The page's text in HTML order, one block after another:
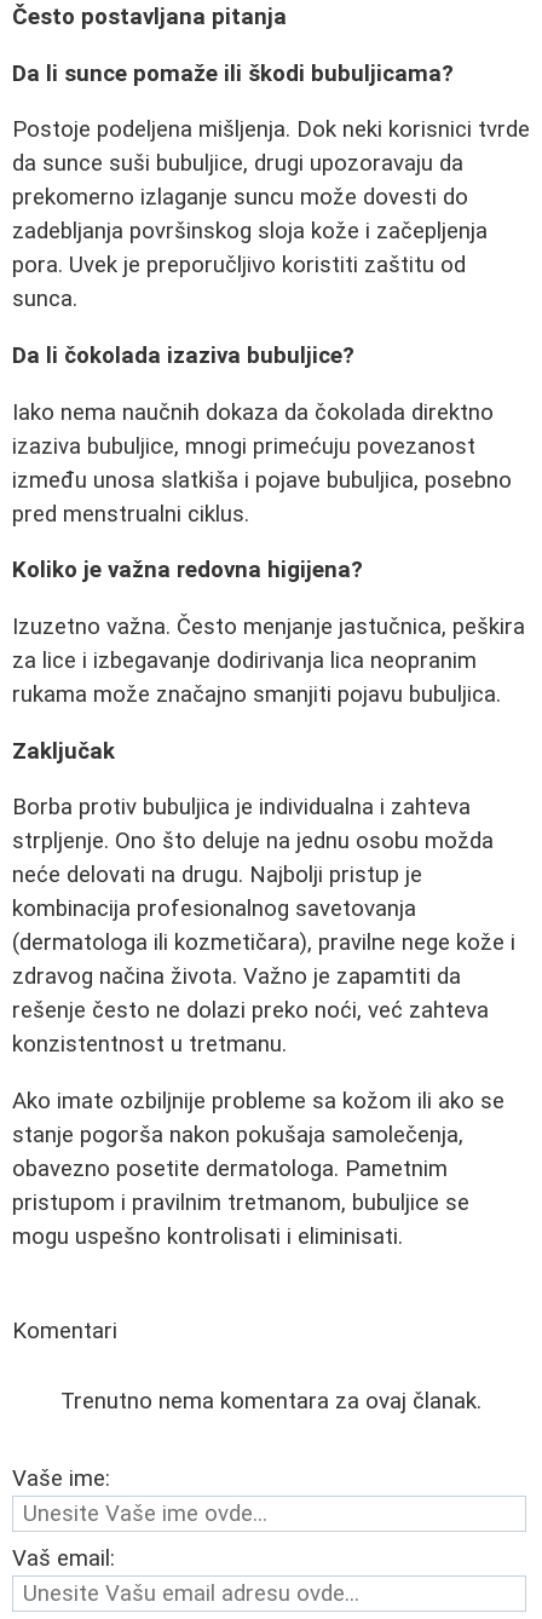
Često postavljana pitanja
Da li sunce pomaže ili škodi bubuljicama?
Postoje podeljena mišljenja. Dok neki korisnici tvrde
da sunce suši bubuljice, drugi upozoravaju da
prekomerno izlaganje suncu može dovesti do
zadebljanja površinskog sloja kože i začepljenja
pora. Uvek je preporučljivo koristiti zaštitu od
sunca.
Da li čokolada izaziva bubuljice?
Iako nema naučnih dokaza da čokolada direktno
izaziva bubuljice, mnogi primećuju povezanost
između unosa slatkiša i pojave bubuljica, posebno
pred menstrualni ciklus.
Koliko je važna redovna higijena?
Izuzetno važna. Često menjanje jastučnica, peškira
za lice i izbegavanje dodirivanja lica neopranim
rukama može značajno smanjiti pojavu bubuljica.
Zaključak
Borba protiv bubuljica je individualna i zahteva
strpljenje. Ono što deluje na jednu osobu možda
neće delovati na drugu. Najbolji pristup je
kombinacija profesionalnog savetovanja
(dermatologa ili kozmetičara), pravilne nege kože i
zdravog načina života. Važno je zapamtiti da
rešenje često ne dolazi preko noći, već zahteva
konzistentnost u tretmanu.
Ako imate ozbiljnije probleme sa kožom ili ako se
stanje pogorša nakon pokušaja samolečenja,
obavezno posetite dermatologa. Pametnim
pristupom i pravilnim tretmanom, bubuljice se
mogu uspešno kontrolisati i eliminisati.
Komentari
Trenutno nema komentara za ovaj članak.
Vaše ime:
Vaš email: